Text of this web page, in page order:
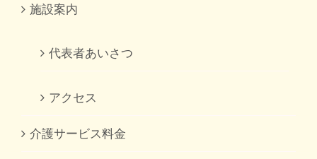
施設案内
代表者あいさつ
アクセス
介護サービス料金